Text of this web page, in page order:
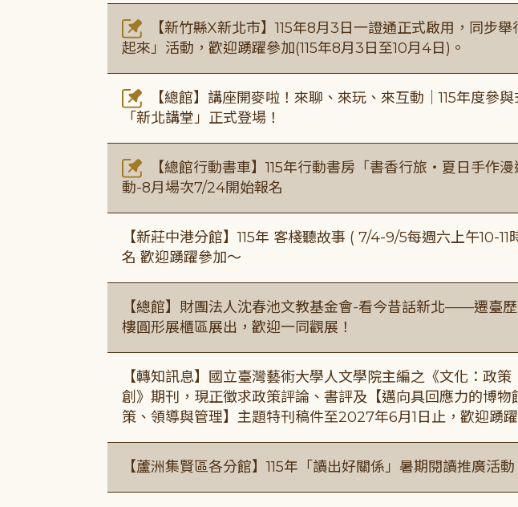
【新竹縣X新北市】115年8月3日一證通正式啟用，同步
起來」活動，歡迎踴躍參加(115年8月3日至10月4日)。
【總館】講座開麥啦！來聊、來玩、來互動｜115年度參
「新北講堂」正式登場！
【總館行動書車】115年行動書房「書香行旅・夏日手作
動-8月場次7/24開始報名
【新莊中港分館】115年 客棧聽故事 ( 7/4-9/5每週六上午10-
名 歡迎踴躍參加～
【總館】財團法人沈春池文教基金會-看今昔話新北——遷臺歷
樓圓形展櫃區展出，歡迎一同觀展！
【轉知訊息】國立臺灣藝術大學人文學院主編之《文化：政策
創》期刊，現正徵求政策評論、書評及【邁向具回應力的博物
策、領導與管理】主題特刊稿件至2027年6月1日止，歡迎踴躍
【蘆洲集賢區各分館】115年「讀出好關係」暑期閱讀推廣活動